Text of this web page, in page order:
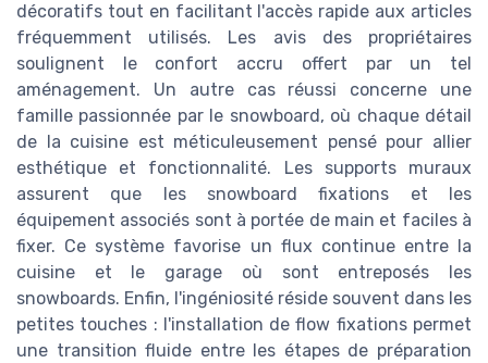
décoratifs tout en facilitant l'accès rapide aux articles
fréquemment utilisés. Les avis des propriétaires
soulignent le confort accru offert par un tel
aménagement. Un autre cas réussi concerne une
famille passionnée par le snowboard, où chaque détail
de la cuisine est méticuleusement pensé pour allier
esthétique et fonctionnalité. Les supports muraux
assurent que les snowboard fixations et les
équipement associés sont à portée de main et faciles à
fixer. Ce système favorise un flux continue entre la
cuisine et le garage où sont entreposés les
snowboards. Enfin, l'ingéniosité réside souvent dans les
petites touches : l'installation de flow fixations permet
une transition fluide entre les étapes de préparation